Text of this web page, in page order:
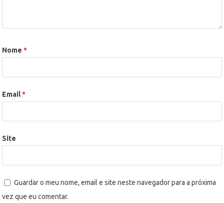
Nome*
Email*
Site
Guardar o meu nome, email e site neste navegador para a próxima
vez que eu comentar.